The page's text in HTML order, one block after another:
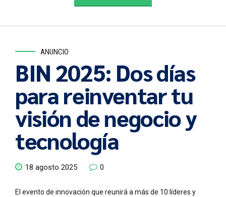
ANUNCIO
BIN 2025: Dos días
para reinventar tu
visión de negocio y
tecnología
18 agosto 2025 0
El evento de innovación que reunirá a más de 10 líderes y